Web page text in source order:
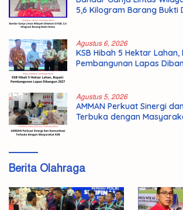
5,6 Kilogram Barang Bukti
Agustus 6, 2026
KSB Hibah 5 Hektar Lahan,
Pembangunan Lapas
Agustus 5, 2026
AMMAN Perkuat Sinergi
Terbuka dengan
Berita Olahraga